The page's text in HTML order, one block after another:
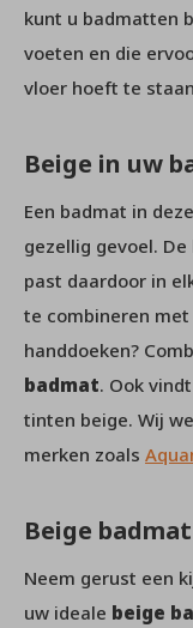
kunt u badmatten
voeten en die
vloer hoeft te
Beige in uw
Een badmat in
gezellig gevoel.
past daardoor in
te combineren
handdoeken?
badmat. Ook
tinten beige. Wij
merken zoals
Beige
Neem gerust een
uw ideale beige